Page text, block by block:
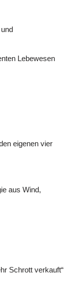
Lebewesen
eigenen vier
aus Wind,
Schrott verkauft“